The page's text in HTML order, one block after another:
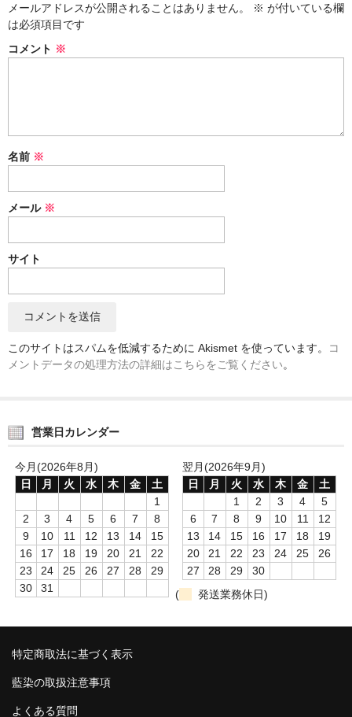
手ぬぐい
藍染取扱事項
ログイン
SALE
メールアドレスが公開されることはありません。
※ が付いている欄
は必須項目です
コメント ※
名前 ※
メール ※
サイト
このサイトはスパムを低減するために Akismet を使っています。
コ
メントデータの処理方法の詳細はこちらをご覧ください。
営業日カレンダー
今月(2026年8月)
日
月 火 水 木 金
土
1
2
3 4 5 6 7
8
9
10 11 12 13 14
15
16
17 18 19 20 21
22
23
24 25 26 27 28
29
30
31
翌月(2026年9月)
日
月 火 水 木 金
土
1
2 3 4
5
6
7 8 9 10 11
12
13
14 15 16 17 18
19
20
21 22 23 24 25
26
27
28 29
30
(
発送業務休日)
特定商取法に基づく表示
藍染の取扱注意事項
よくある質問